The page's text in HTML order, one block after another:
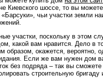
Киевского шоссе, то вы
чьи участки земли
участки, поскольку в этом
какой вам нравится. Дело в
образом, окажется, вероятно,
Если же вам нужен дом
без подряда – так вы
строительную бригаду